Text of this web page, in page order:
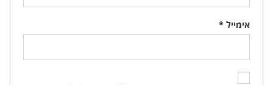
אימייל *